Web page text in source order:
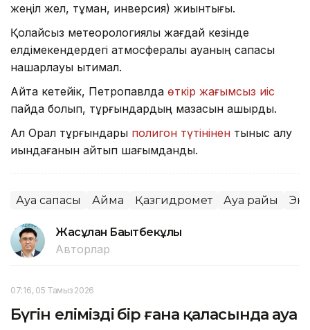
жеңіл жел, тұман, инверсия) жиынтығы.
Қолайсыз метеорологиялық жағдай кезінде
елдімекендердегі атмосфералық ауаның сапасы
нашарлауы ықтимал.
Айта кетейік, Петропавлда өткір жағымсыз иіс
пайда болып, тұрғындардың мазасын қашырды.
Ал Орал тұрғындары полигон түтінінен тыныс алу
қиындағанын айтып шағымданды.
Ауа сапасы Аймақ Қазгидромет Ауа райы
Жасұлан Бақытбекұлы
Авторлар
07:16, 05 Тамыз 2026
Бүгін еліміздің бір ғана қаласында ауа